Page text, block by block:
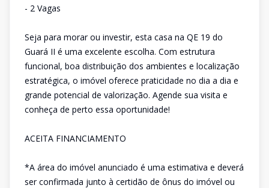
- 2 Vagas
Seja para morar ou investir, esta casa na QE 19 do
Guará II é uma excelente escolha. Com estrutura
funcional, boa distribuição dos ambientes e localização
estratégica, o imóvel oferece praticidade no dia a dia e
grande potencial de valorização. Agende sua visita e
conheça de perto essa oportunidade!
ACEITA FINANCIAMENTO
*A área do imóvel anunciado é uma estimativa e deverá
ser confirmada junto à certidão de ônus do imóvel ou